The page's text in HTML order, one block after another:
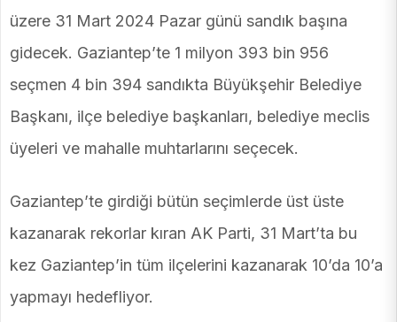
üzere 31 Mart 2024 Pazar günü sandık başına
gidecek. Gaziantep’te 1 milyon 393 bin 956
seçmen 4 bin 394 sandıkta Büyükşehir Belediye
Başkanı, ilçe belediye başkanları, belediye meclis
üyeleri ve mahalle muhtarlarını seçecek.
Gaziantep’te girdiği bütün seçimlerde üst üste
kazanarak rekorlar kıran AK Parti, 31 Mart’ta bu
kez Gaziantep’in tüm ilçelerini kazanarak 10’da 10’a
yapmayı hedefliyor.